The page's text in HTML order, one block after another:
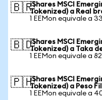
🇧🇷iShares MSCI
Tokenized) a Real
1 EEMon equivale a
🇧🇩iShares MSCI
Tokenized) a Taka
1 EEMon equivale a
🇵🇭iShares MSCI
Tokenized) a Peso
1 EEMon equivale a